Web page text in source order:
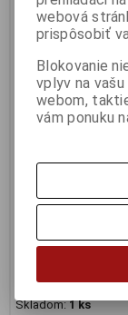
PETRONAS F1 EQ
ONE TEAM W11
TUSCAN GP 2020 -
MINICHAMPS -
Skladom:1 ks
webová
prispôsobiť
Blokovanie
vplyv na
webom,
vám ponuku